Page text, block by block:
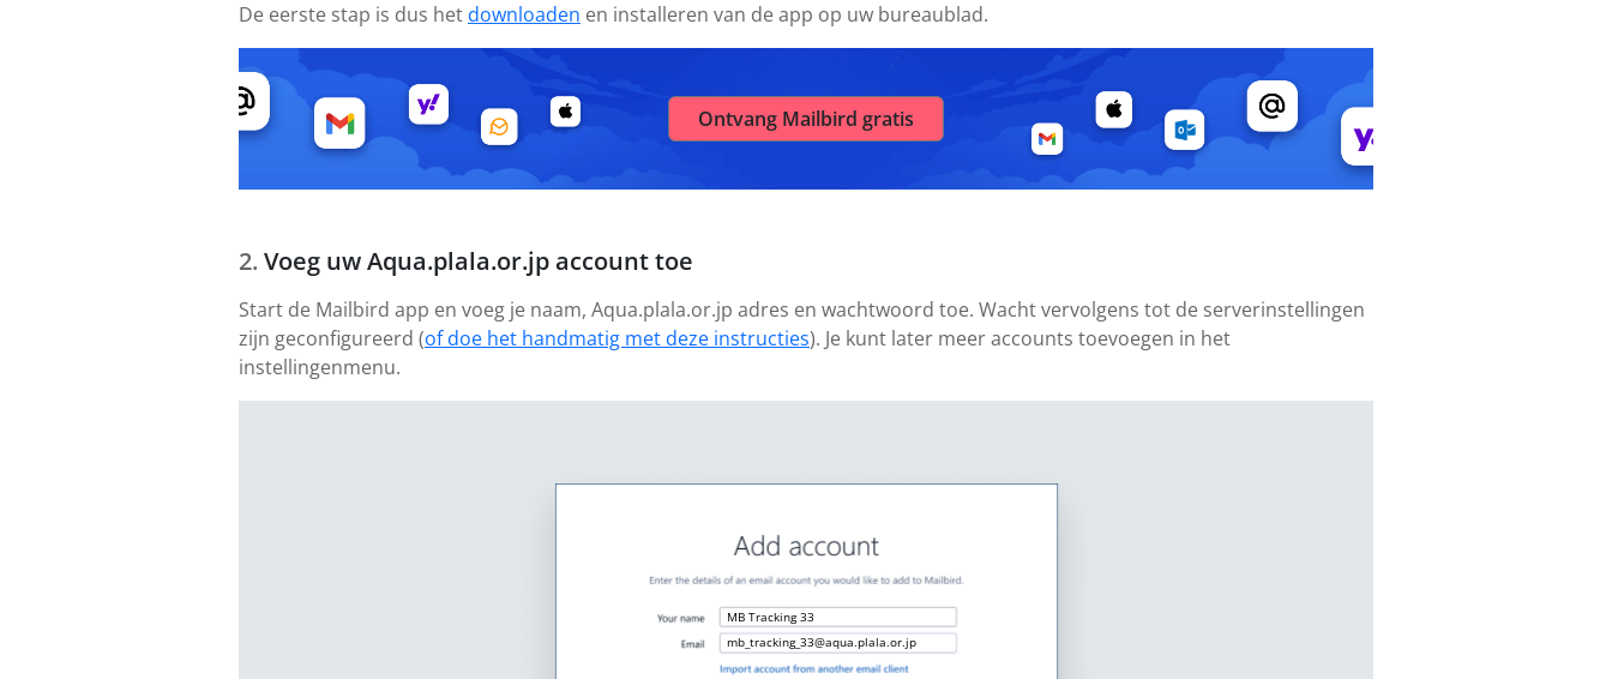
De eerste stap is dus het downloaden en installeren van de app op uw bureaublad.
Ontvang Mailbird gratis
Voeg uw Aqua.plala.or.jp account toe
Start de Mailbird app en voeg je naam, Aqua.plala.or.jp adres en wachtwoord toe. Wacht vervolgens tot de serverinstellingen
zijn geconfigureerd (of doe het handmatig met deze instructies). Je kunt later meer accounts toevoegen in het
instellingenmenu.
MB Tracking 33
mb_tracking_33@aqua.plala.or.jp